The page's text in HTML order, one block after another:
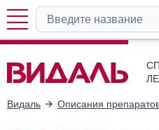
Видаль Описания